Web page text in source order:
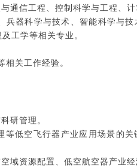
通信工程、控制科学与工程、
器科学与技术、智能科学与
工学等相关专业。
相关工作经验。
研管理。
低空飞行器产业应用场景的关
域资源配置、低空航空器产业